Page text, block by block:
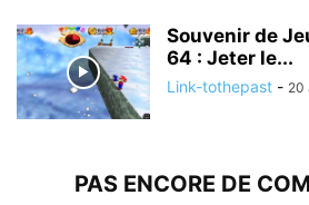
Souvenir de
64 : Jeter le...
Link-tothepast - 20
PAS ENCORE DE